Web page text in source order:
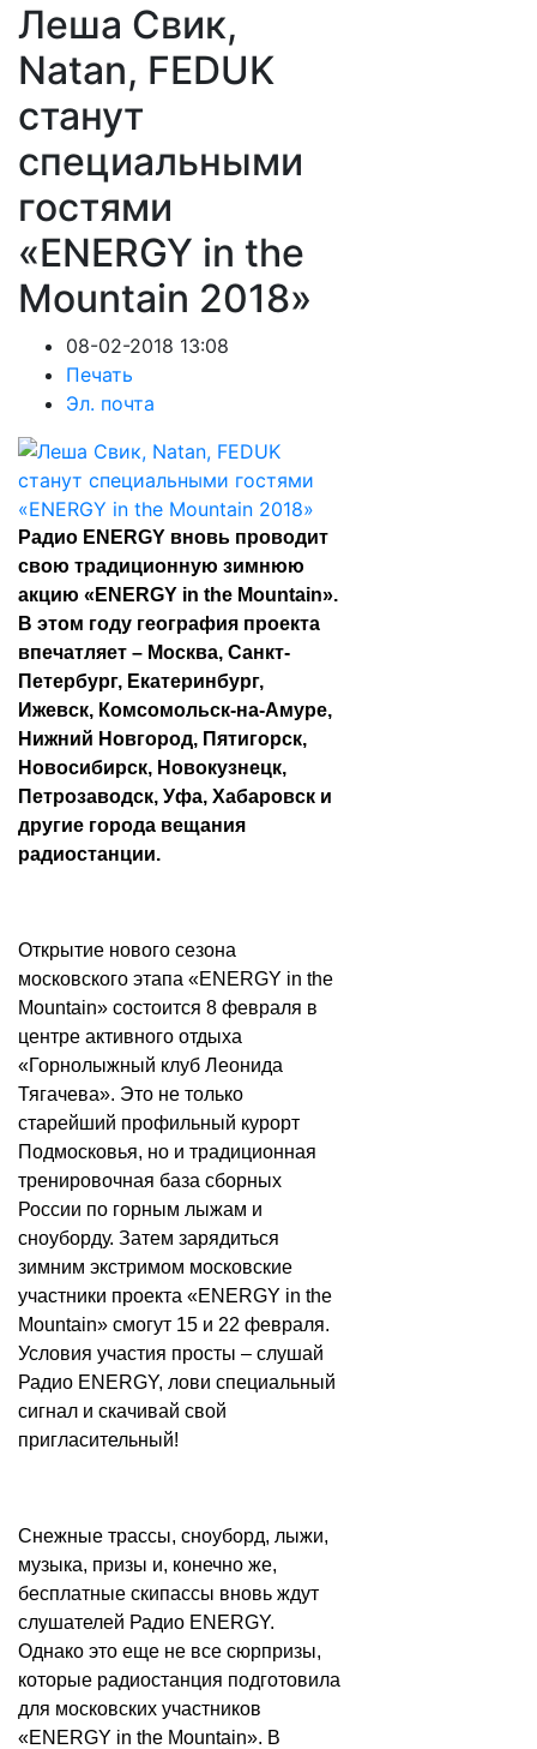
Леша Свик,
Natan, FEDUK
станут
специальными
гостями
«ENERGY in the
Mountain 2018»
08-02-2018 13:08
Печать
Эл. почта
Радио ENERGY вновь проводит
свою традиционную зимнюю
акцию «ENERGY in the Mountain».
В этом году география проекта
впечатляет – Москва, Санкт-
Петербург, Екатеринбург,
Ижевск, Комсомольск-на-Амуре,
Нижний Новгород, Пятигорск,
Новосибирск, Новокузнецк,
Петрозаводск, Уфа, Хабаровск и
другие города вещания
радиостанции.
Открытие нового сезона
московского этапа «ENERGY in the
Mountain» состоится 8 февраля в
центре активного отдыха
«Горнолыжный клуб Леонида
Тягачева». Это не только
старейший профильный курорт
Подмосковья, но и традиционная
тренировочная база сборных
России по горным лыжам и
сноуборду. Затем зарядиться
зимним экстримом московские
участники проекта «ENERGY in the
Mountain» смогут 15 и 22 февраля.
Условия участия просты – слушай
Радио ENERGY, лови специальный
сигнал и скачивай свой
пригласительный!
Снежные трассы, сноуборд, лыжи,
музыка, призы и, конечно же,
бесплатные скипассы вновь ждут
слушателей Радио ENERGY.
Однако это еще не все сюрпризы,
которые радиостанция подготовила
для московских участников
«ENERGY in the Mountain». В